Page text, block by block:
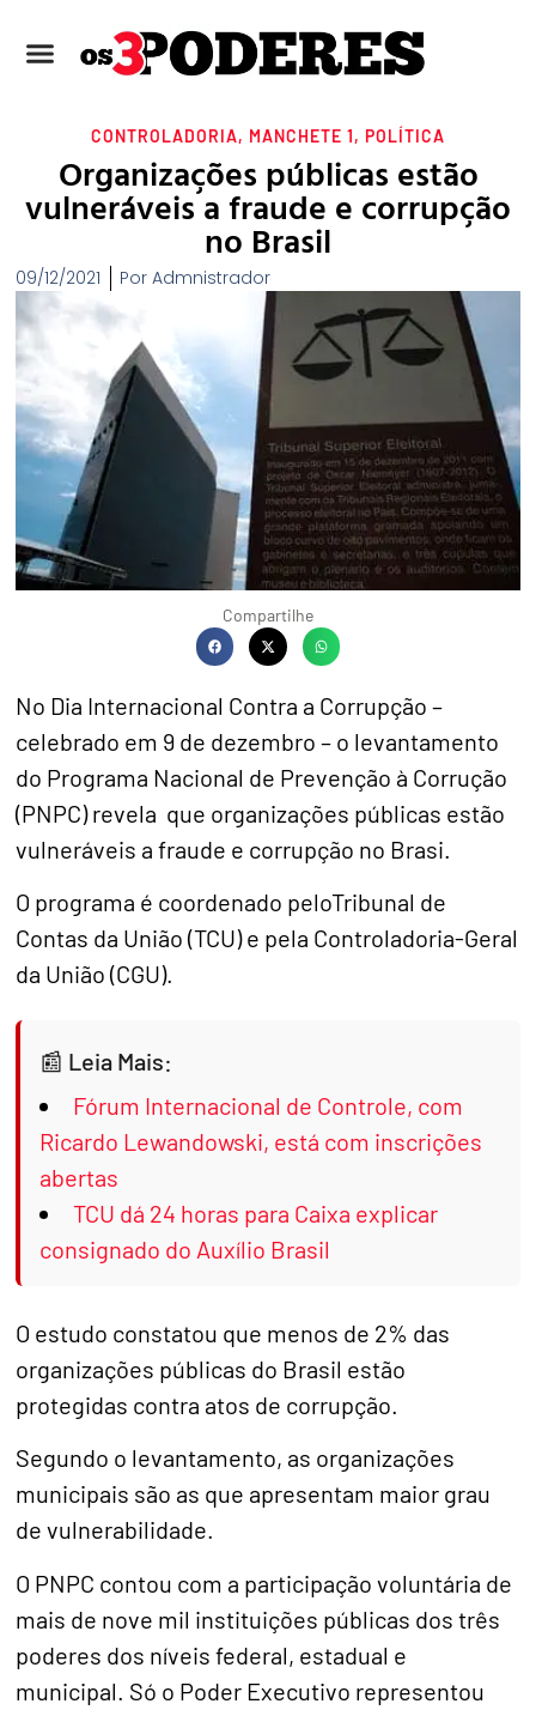
CONTROLADORIA, MANCHETE 1, POLÍTICA
Organizações públicas estão
vulneráveis a fraude e corrupção
no Brasil
09/12/2021 Por Admnistrador
Compartilhe
No Dia Internacional Contra a Corrupção –
celebrado em 9 de dezembro – o levantamento
do Programa Nacional de Prevenção à Corrução
(PNPC) revela que organizações públicas estão
vulneráveis a fraude e corrupção no Brasi.
O programa é coordenado peloTribunal de
Contas da União (TCU) e pela Controladoria-Geral
da União (CGU).
Leia Mais:
Fórum Internacional de Controle, com
Ricardo Lewandowski, está com inscrições
abertas
TCU dá 24 horas para Caixa explicar
consignado do Auxílio Brasil
O estudo constatou que menos de 2% das
organizações públicas do Brasil estão
protegidas contra atos de corrupção.
Segundo o levantamento, as organizações
municipais são as que apresentam maior grau
de vulnerabilidade.
O PNPC contou com a participação voluntária de
mais de nove mil instituições públicas dos três
poderes dos níveis federal, estadual e
municipal. Só o Poder Executivo representou